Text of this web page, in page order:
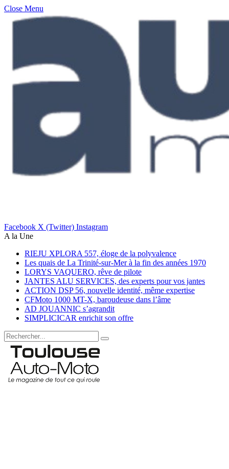
Close Menu
Facebook X (Twitter) Instagram
A la Une
RIEJU XPLORA 557, éloge de la polyvalence
Les quais de La Trinité-sur-Mer à la fin des années 1970
LORYS VAQUERO, rêve de pilote
JANTES ALU SERVICES, des experts pour vos jantes
ACTION DSP 56, nouvelle identité, même expertise
CFMoto 1000 MT-X, baroudeuse dans l’âme
AD JOUANNIC s’agrandit
SIMPLICICAR enrichit son offre